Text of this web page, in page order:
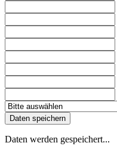
Daten speichern
Daten werden gespeichert...